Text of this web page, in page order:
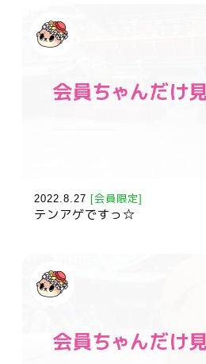
2022.8.27 [会員限定]
テンアゲですっ☆